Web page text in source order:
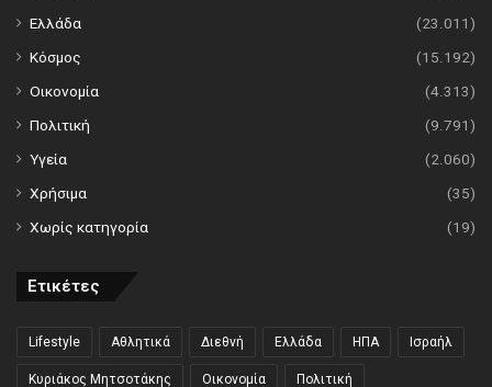
Ελλάδα
(23.011)
Κόσμος
(15.192)
Οικονομία
(4.313)
Πολιτική
(9.791)
Υγεία
(2.060)
Χρήσιμα
(35)
Χωρίς κατηγορία
(19)
Ετικέτες
Lifestyle Αθλητικά Διεθνή Ελλάδα ΗΠΑ Ισραήλ
Κυριάκος Μητσοτάκης Οικονομία Πολιτική